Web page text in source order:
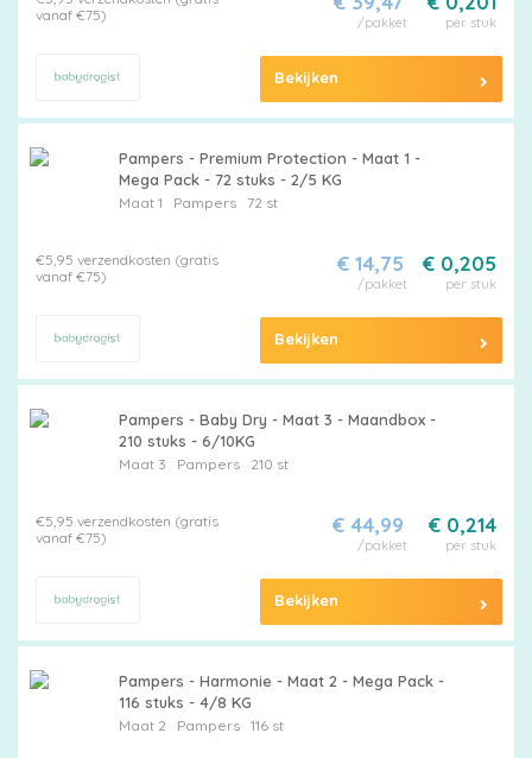
vanaf €75)
per stuk
/pakket
Bekijken
Pampers - Premium Protection - Maat 1 -
Mega Pack - 72 stuks - 2/5 KG
Maat 1 Pampers72 st
€5,95 verzendkosten (gratis
vanaf €75)
€ 0,205
per stuk
€ 14,75
/pakket
Bekijken
Pampers - Baby Dry - Maat 3 - Maandbox -
210 stuks - 6/10KG
Maat 3 Pampers210 st
€5,95 verzendkosten (gratis
vanaf €75)
€ 0,214
per stuk
€ 44,99
/pakket
Bekijken
Pampers - Harmonie - Maat 2 - Mega Pack -
116 stuks - 4/8 KG
Maat 2 Pampers116 st